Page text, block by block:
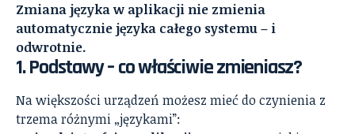
Zmiana języka w aplikacji nie zmienia
automatycznie języka całego systemu – i
odwrotnie.
1. Podstawy – co właściwie zmieniasz?
Na większości urządzeń możesz mieć do czynienia z
trzema różnymi „językami”: